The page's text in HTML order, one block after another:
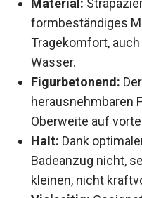
Material:
formbeständiges
Tragekomfort,
Wasser.
Figurbetonend:
herausnehmbaren
Oberweite auf
Halt: Dank
Badeanzug nicht,
in kleinen, nicht